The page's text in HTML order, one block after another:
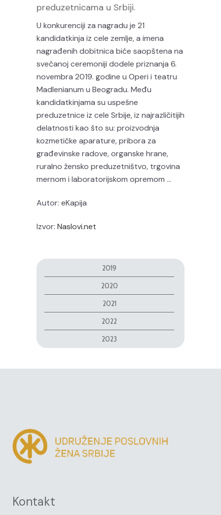
preduzetnicama u Srbiji.
U konkurenciji za nagradu je 21
kandidatkinja iz cele zemlje, a imena
nagrađenih dobitnica biće saopštena na
svečanoj ceremoniji dodele priznanja 6.
novembra 2019. godine u Operi i teatru
Madlenianum u Beogradu. Među
kandidatkinjama su uspešne
preduzetnice iz cele Srbije, iz najrazličitijih
delatnosti kao što su: proizvodnja
kozmetičke aparature, pribora za
građevinske radove, organske hrane,
ruralno žensko preduzetništvo, trgovina
mernom i laboratorijskom opremom …
Autor: eKapija
Izvor: Naslovi.net
2019
2020
2021
2022
2023
Kontakt